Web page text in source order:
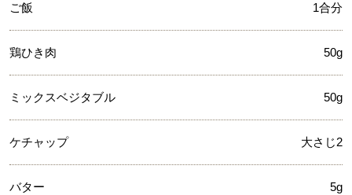
ご飯 1合分
鶏ひき肉 50g
ミックスベジタブル 50g
ケチャップ 大さじ2
バター 5g